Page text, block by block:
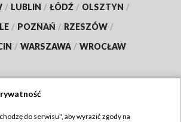
/ LUBLIN / ŁÓDŹ / OLSZTYN /
/ POZNAŃ / RZESZÓW /
/ WARSZAWA / WROCŁAW
do serwisu", aby wyrazić zgody na